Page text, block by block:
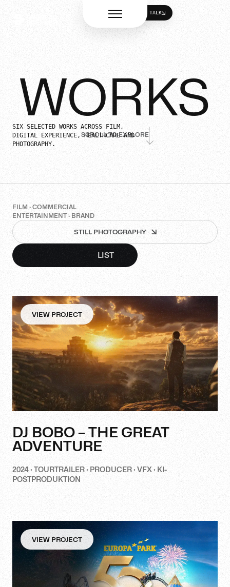
Menü öffnen
LET'S TALK
LET'S TALK
WORKS
SIX SELECTED WORKS ACROSS FILM,
DIGITAL EXPERIENCE, HEALTHCARE AND
PHOTOGRAPHY.
SCROLL TO EXPLORE
FILM · COMMERCIAL
ENTERTAINMENT · BRAND
STILL PHOTOGRAPHY
LIST
VIEW PROJECT
DJ BOBO – THE GREAT
ADVENTURE
2024 · TOURTRAILER · PRODUCER · VFX · KI-
POSTPRODUKTION
VIEW PROJECT